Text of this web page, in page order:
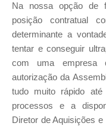
Na nossa opção de
posição contratual
determinante a
tentar e conseguir
com uma empresa
autorização da
tudo muito rápido
processos e a
Diretor de Aquisições